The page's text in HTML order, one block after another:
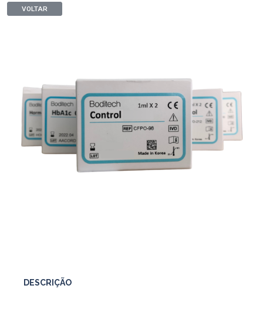
VOLTAR
DESCRIÇÃO